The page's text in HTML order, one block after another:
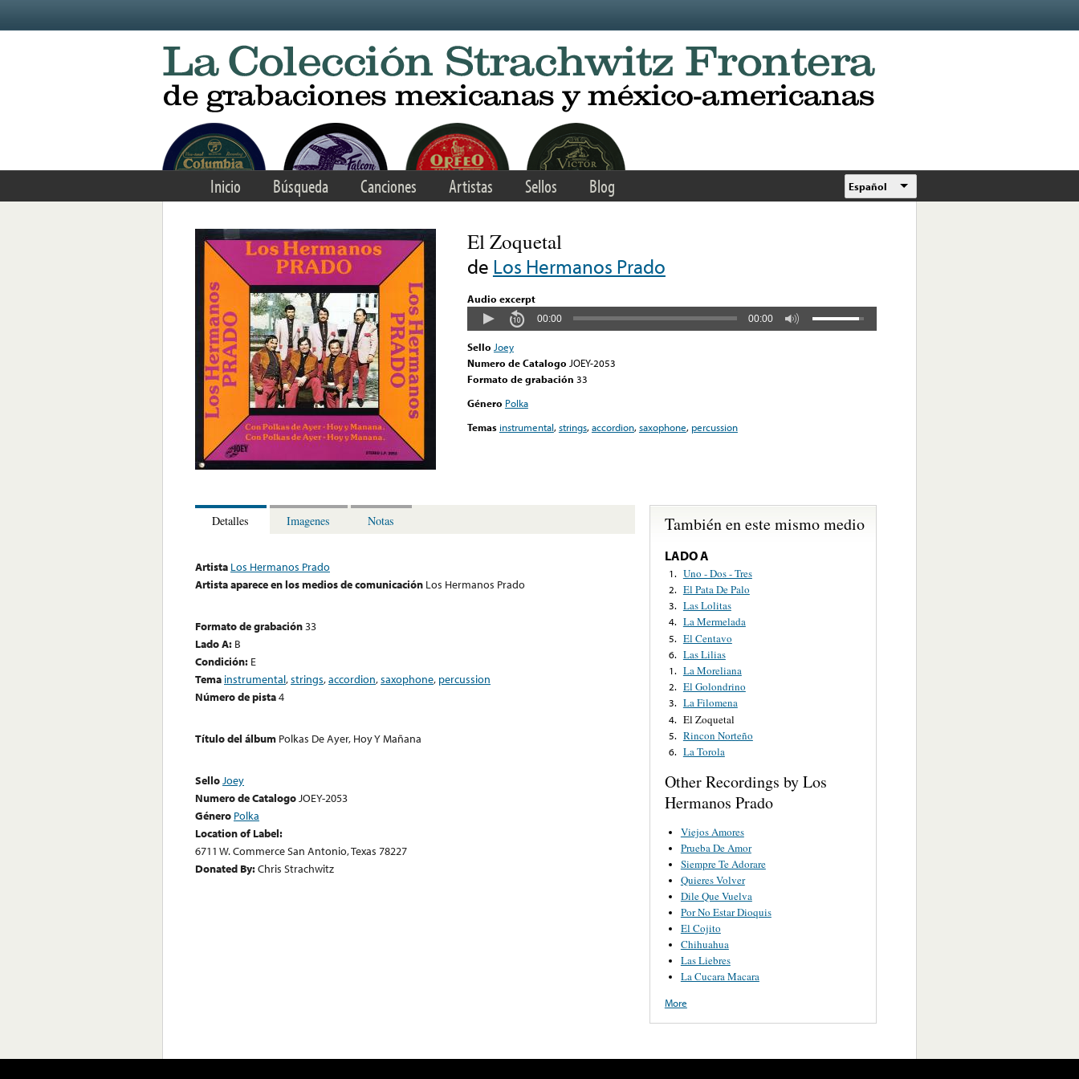
Inicio Búsqueda Canciones Artistas Sellos Blog Español
El Zoquetal
de Los Hermanos Prado
Audio excerpt
00:00 00:00
Sello Joey
Numero de Catalogo JOEY-2053
Formato de grabación 33
Género Polka
Temas instrumental,strings,accordion,saxophone, percussion
Detalles Imagenes Notas
Artista Los Hermanos Prado
Artista aparece en los medios de comunicación Los Hermanos Prado
Formato de grabación33
Lado A: B
Condición: E
Tema instrumental,strings,accordion,saxophone, percussion
Número de pista4
Título del álbum Polkas De Ayer, Hoy Y Mañana
SelloJoey
Numero de CatalogoJOEY-2053
Género Polka
Location of Label:
6711 W. Commerce San Antonio, Texas 78227
Donated By:Chris Strachwitz
También en este mismo medio
LADO A
1. Uno - Dos - Tres
2. El Pata De Palo
3. Las Lolitas
4. La Mermelada
5. El Centavo
6. Las Lilias
1. La Moreliana
2. El Golondrino
3. La Filomena
4. El Zoquetal
5. Rincon Norteño
6. La Torola
Other Recordings by Los
Hermanos Prado
Viejos Amores
Prueba De Amor
Siempre Te Adorare
Quieres Volver
Dile Que Vuelva
Por No Estar Dioquis
El Cojito
Chihuahua
Las Liebres
La Cucara Macara
More